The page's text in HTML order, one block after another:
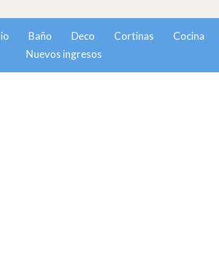
Baño Deco Cortinas Cocina
Nuevos ingresos